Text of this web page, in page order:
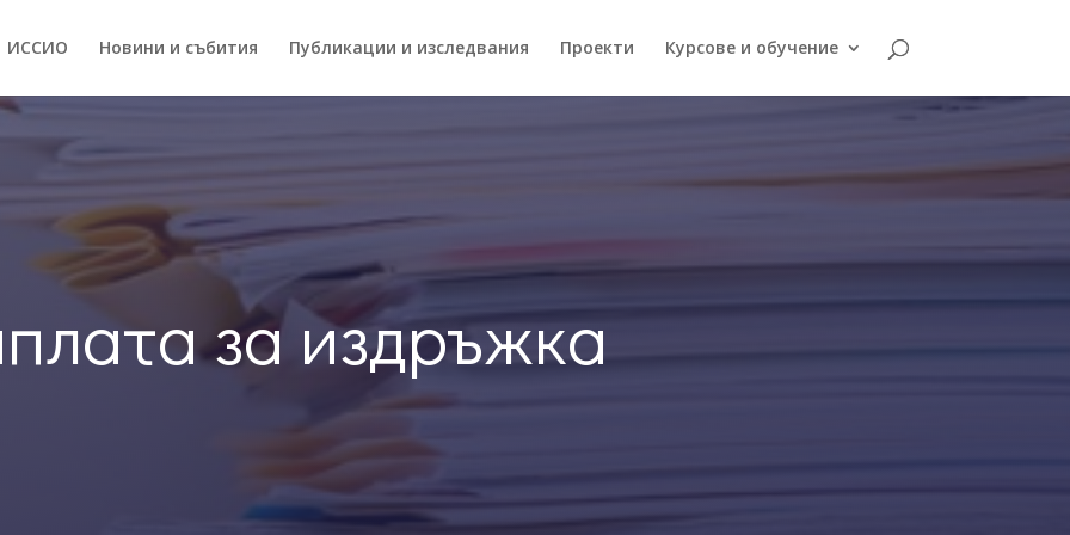
ИССИO Новини и събития Публикации и изследвания Проекти Курсове и обучение
за издръжка